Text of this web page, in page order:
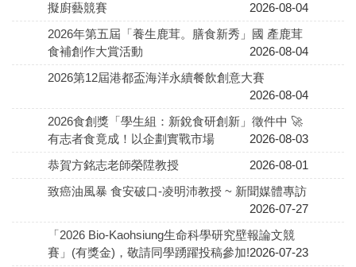
擬廚藝競賽
2026-08-04
2026年第五屆「養生鹿茸。膳食新秀」國 產鹿茸
食補創作大賞活動
2026-08-04
2026第12屆港都盃海洋永續餐飲創意大賽
2026-08-04
2026食創獎「學生組：新銳食研創新」徵件中 🚀
有志者食竟成！以企劃實戰市場
2026-08-03
恭賀方銘志老師榮陞教授
2026-08-01
致癌油風暴 食安破口-凌明沛教授 ~ 新聞媒體專訪
2026-07-27
「2026 Bio-Kaohsiung生命科學研究壁報論文競
賽」(有獎金)，敬請同學踴躍投稿參加!2026-07-23